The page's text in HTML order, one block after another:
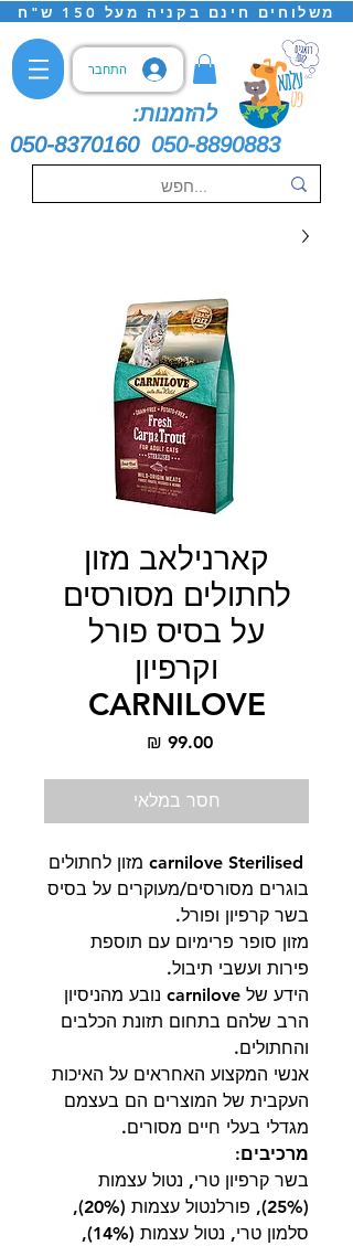
משלוחים חינם בקניה מעל 150 ש"ח
התחבר
להזמנות:
050-8370160 050-8890883
קארנילאב מזון
לחתולים מסורסים
על בסיס פורל
וקרפיון
CARNILOVE
‏99.00 ‏₪
חסר במלאי
carnilove Sterilised מזון לחתולים
בוגרים מסורסים/מעוקרים על בסיס
בשר קרפיון ופורל.
מזון סופר פרימיום עם תוספת
פירות ועשבי תיבול.
הידע של carnilove נובע מהניסיון
הרב שלהם בתחום תזונת הכלבים
והחתולים.
אנשי המקצוע האחראים על האיכות
העקבית של המוצרים הם בעצמם
מגדלי בעלי חיים מסורים.
מרכיבים:
בשר קרפיון טרי, נטול עצמות
(‎25%), פורלנטול עצמות (‎20%),
סלמון טרי, נטול עצמות (‎14%),